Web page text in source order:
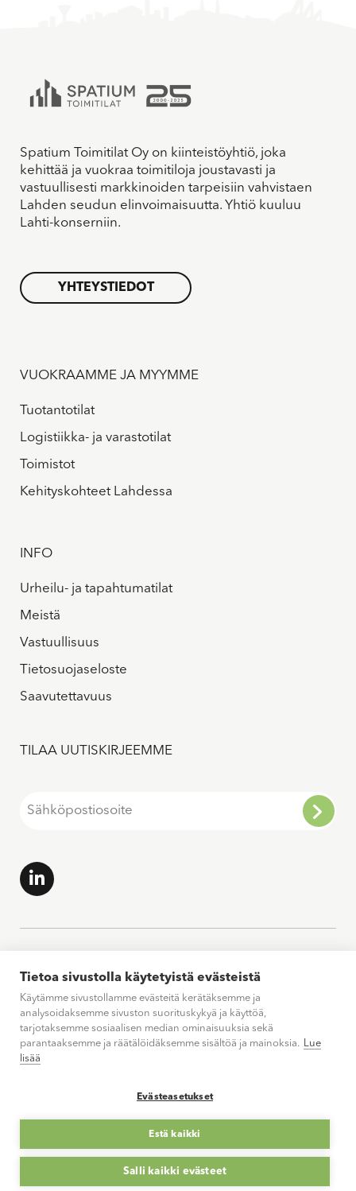
Tietoa sivustolla käytetyistä evästeistä
Käytämme sivustollamme evästeitä kerätäksemme ja
analysoidaksemme sivuston suorituskykyä ja käyttöä,
tarjotaksemme sosiaalisen median ominaisuuksia sekä
parantaaksemme ja räätälöidäksemme sisältöä ja mainoksia. Lue
lisää
Evästeasetukset
Estä kaikki
Salli kaikki evästeet
Spatium Toimitilat Oy on kiinteistöyhtiö, joka
kehittää ja vuokraa toimitiloja joustavasti ja
vastuullisesti markkinoiden tarpeisiin vahvistaen
Lahden seudun elinvoimaisuutta. Yhtiö kuuluu
Lahti-konserniin.
YHTEYSTIEDOT
VUOKRAAMME JA MYYMME
Tuotantotilat
Logistiikka- ja varastotilat
Toimistot
Kehityskohteet Lahdessa
INFO
Urheilu- ja tapahtumatilat
Meistä
Vastuullisuus
Tietosuojaseloste
Saavutettavuus
TILAA UUTISKIRJEEMME